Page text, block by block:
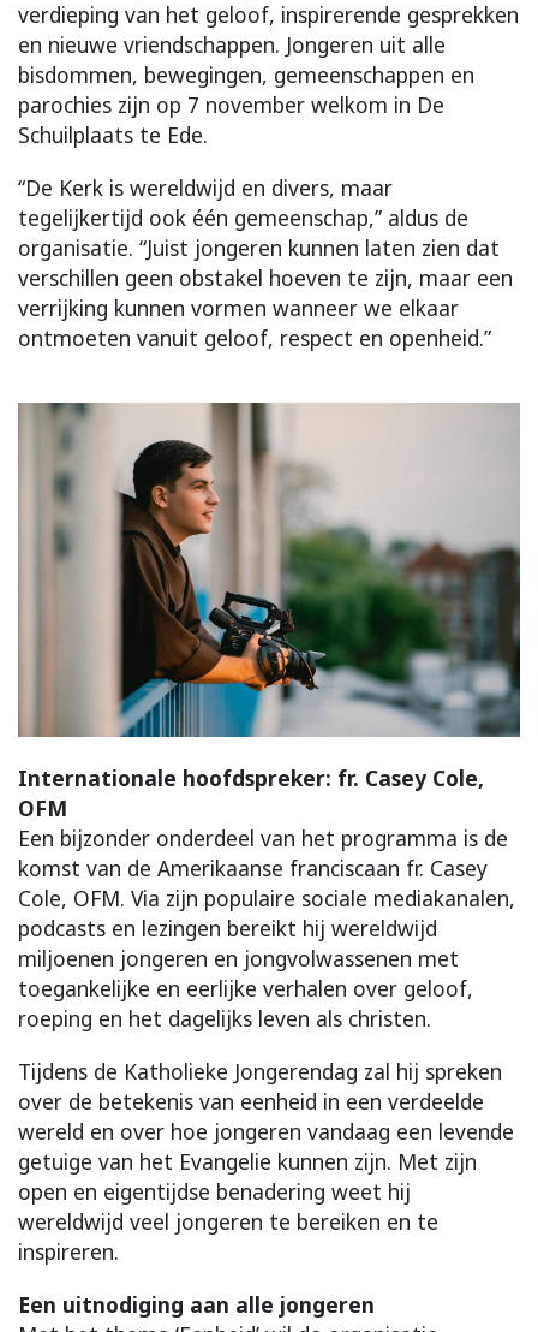
verdieping van het geloof, inspirerende gesprekken
en nieuwe vriendschappen. Jongeren uit alle
bisdommen, bewegingen, gemeenschappen en
parochies zijn op 7 november welkom in De
Schuilplaats te Ede.
“De Kerk is wereldwijd en divers, maar
tegelijkertijd ook één gemeenschap,” aldus de
organisatie. “Juist jongeren kunnen laten zien dat
verschillen geen obstakel hoeven te zijn, maar een
verrijking kunnen vormen wanneer we elkaar
ontmoeten vanuit geloof, respect en openheid.”
Internationale hoofdspreker: fr. Casey Cole,
OFM
Een bijzonder onderdeel van het programma is de
komst van de Amerikaanse franciscaan fr. Casey
Cole, OFM. Via zijn populaire sociale mediakanalen,
podcasts en lezingen bereikt hij wereldwijd
miljoenen jongeren en jongvolwassenen met
toegankelijke en eerlijke verhalen over geloof,
roeping en het dagelijks leven als christen.
Tijdens de Katholieke Jongerendag zal hij spreken
over de betekenis van eenheid in een verdeelde
wereld en over hoe jongeren vandaag een levende
getuige van het Evangelie kunnen zijn. Met zijn
open en eigentijdse benadering weet hij
wereldwijd veel jongeren te bereiken en te
inspireren.
Een uitnodiging aan alle jongeren